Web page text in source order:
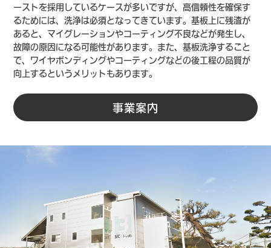
ーストを採用しているケースが多いですが、高信頼性を確保す
るためには、洗浄は必須となってきています。基板上に残渣が
あると、マイグレーションやコーティング不良などが発生し、
故障の原因になる可能性があります。また、基板洗浄すること
で、ワイヤボンディングやコーティングなどの後工程の品質が
向上するというメリットもあります。
事業案内